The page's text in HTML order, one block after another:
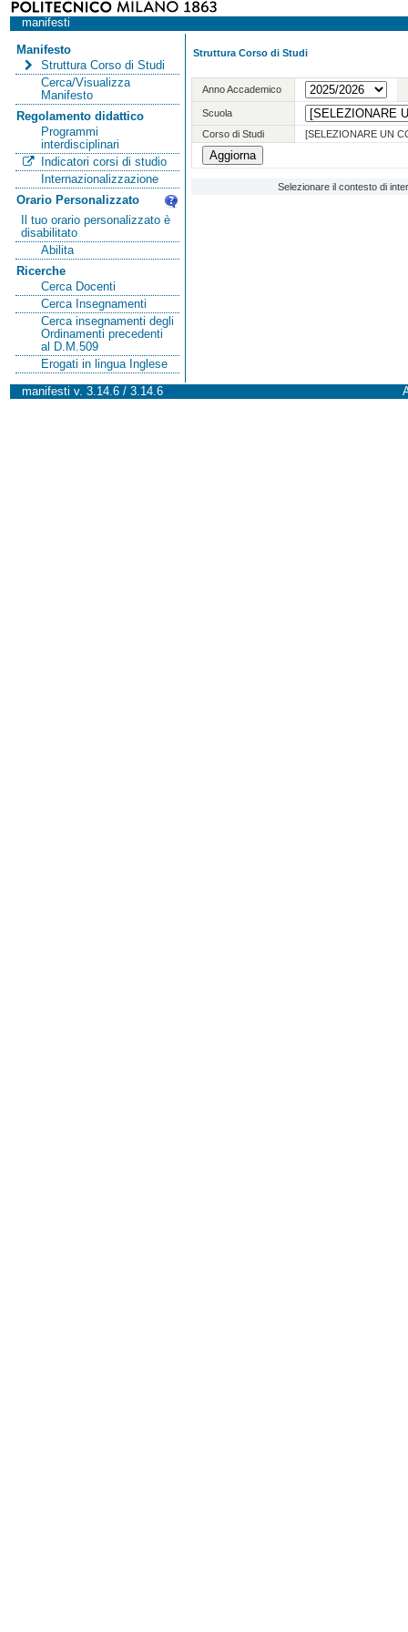
manifesti
Manifesto
Struttura Corso di Studi
Cerca/Visualizza
Manifesto
Regolamento didattico
Programmi
interdisciplinari
Indicatori corsi di studio
Internazionalizzazione
Orario Personalizzato
Il tuo orario personalizzato è
disabilitato
Abilita
Ricerche
Cerca Docenti
Cerca Insegnamenti
Cerca insegnamenti degli
Ordinamenti precedenti
al D.M.509
Erogati in lingua Inglese
Struttura Corso di Studi
Anno Accademico
Scuola
Corso di Studi
[SELEZIONARE UN
Selezionare il contesto di
manifesti v. 3.14.6 / 3.14.6